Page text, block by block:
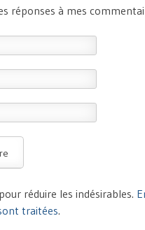
réponses à mes
réduire les indésirables.
traitées.